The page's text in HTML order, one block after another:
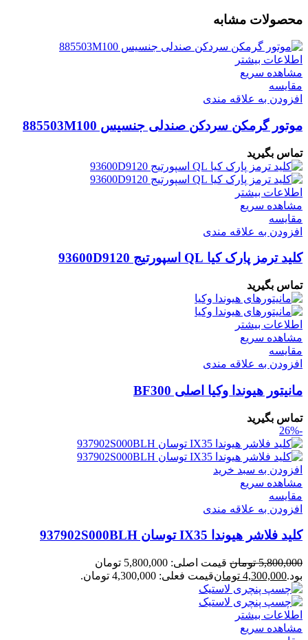
محصولات مشابه
اطلاعات بیشتر
مشاهده سریع
مقایسه
افزودن به علاقه مندی
موتور گرمکن سردکن صندلی جنسیس 885503M100
تماس بگیرید
اطلاعات بیشتر
مشاهده سریع
مقایسه
افزودن به علاقه مندی
کلید ترمز پارک کیا QL اسپورتیج 93600D9120
تماس بگیرید
اطلاعات بیشتر
مشاهده سریع
مقایسه
افزودن به علاقه مندی
مانیتور هیوندا وکیا اصلی BF300
تماس بگیرید
-26%
افزودن به سبد خرید
مشاهده سریع
مقایسه
افزودن به علاقه مندی
کلید فلاشر هیوندا IX35 توسان 937902S000BLH
5,800,000 تومان
قیمت اصلی: 5,800,000 تومان
بود.4,300,000 تومانقیمت فعلی: 4,300,000 تومان.
اطلاعات بیشتر
مشاهده سریع